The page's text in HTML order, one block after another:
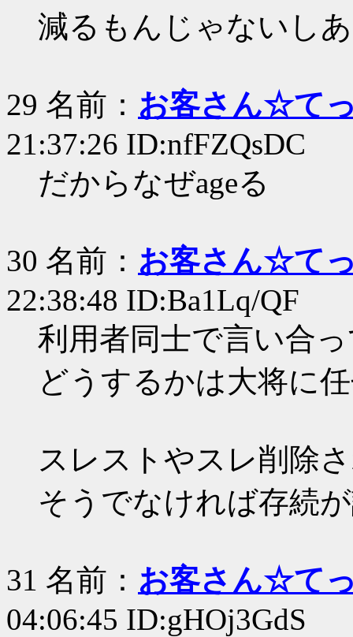
減るもんじゃないし
29 名前： お客さん☆て
21:37:26 ID:nfFZQsDC
だからなぜageる
30 名前： お客さん☆て
22:38:48 ID:Ba1Lq/QF
利用者同士で言い合
どうするかは大将に
スレストやスレ削除
そうでなければ存続
31 名前： お客さん☆て
04:06:45 ID:gHOj3GdS